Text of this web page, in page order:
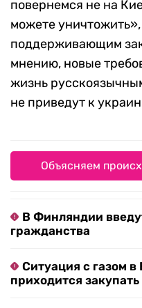
повернемся не на
можете
поддерживающим
мнению, новые
жизнь
не приведут к
Объясняем
В Финляндии
гражданства
Ситуация с газом в
приходится